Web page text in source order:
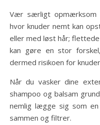
Vær særligt opmærksom
hvor knuder nemt kan
eller med løst hår;
kan gøre en stor
dermed risikoen for
Når du vasker dine
shampoo og balsam
nemlig lægge sig som
sammen og filtrer.